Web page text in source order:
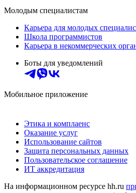
Молодым специалистам
Карьера для молодых
Школа программистов
Карьера в некоммерческих
Боты для уведомлений
Мобильное приложение
Этика и комплаенс
Оказание услуг
Использование сайтов
Защита персональных данных
Пользовательское соглашение
ИТ аккредитация
На информационном ресурсе hh.ru